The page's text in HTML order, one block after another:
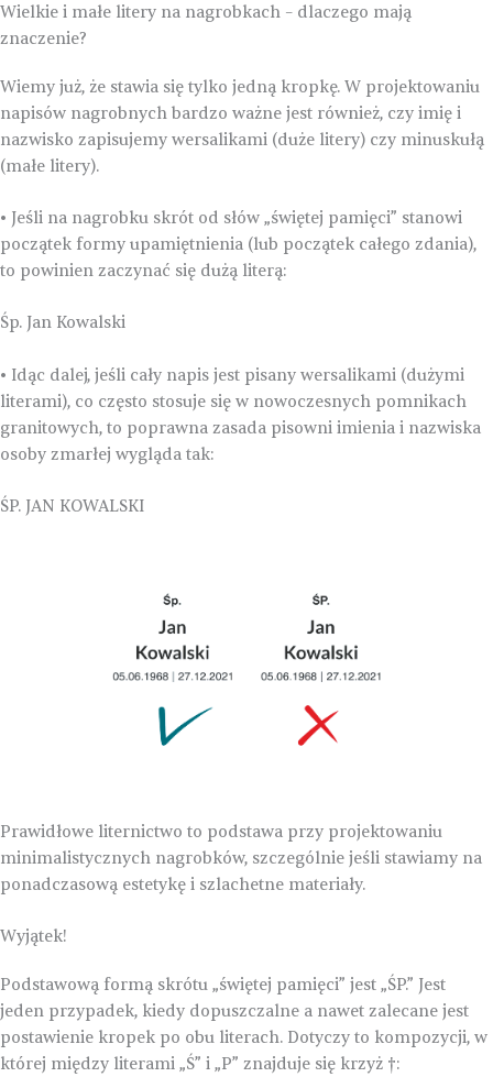
Wielkie i małe litery na nagrobkach – dlaczego mają
znaczenie?
Wiemy już, że stawia się tylko jedną kropkę. W projektowaniu
napisów nagrobnych bardzo ważne jest również, czy imię i
nazwisko zapisujemy wersalikami (duże litery) czy minuskułą
(małe litery).
• Jeśli na nagrobku skrót od słów „świętej pamięci” stanowi
początek formy upamiętnienia (lub początek całego zdania),
to powinien zaczynać się dużą literą:
Śp. Jan Kowalski
• Idąc dalej, jeśli cały napis jest pisany wersalikami (dużymi
literami), co często stosuje się w nowoczesnych pomnikach
granitowych, to poprawna zasada pisowni imienia i nazwiska
osoby zmarłej wygląda tak:
ŚP. JAN KOWALSKI
Prawidłowe liternictwo to podstawa przy projektowaniu
minimalistycznych nagrobków, szczególnie jeśli stawiamy na
ponadczasową estetykę i szlachetne materiały.
Wyjątek!
Podstawową formą skrótu „świętej pamięci” jest „ŚP.” Jest
jeden przypadek, kiedy dopuszczalne a nawet zalecane jest
postawienie kropek po obu literach. Dotyczy to kompozycji, w
której między literami „Ś” i „P” znajduje się krzyż †: